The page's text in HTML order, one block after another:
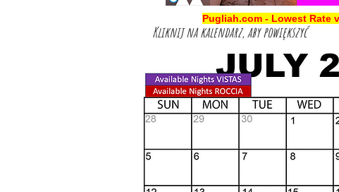
Pugliah.com - Lowest Rate
Kliknij na kalendarz, aby powiększyć
Pugliah.com SPring 2025 Availability